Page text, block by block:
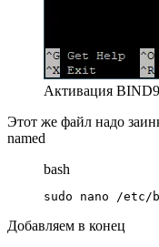
Активация
Этот же файл надо
named
bash
sudo nano /etc/
Добавляем в конец